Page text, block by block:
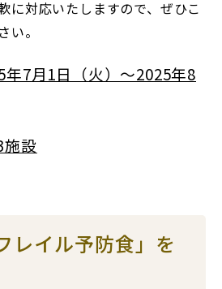
に対応いたしますので、ぜひこ
い。
年7月1日（火）～2025年8
施設
レイル予防食」を